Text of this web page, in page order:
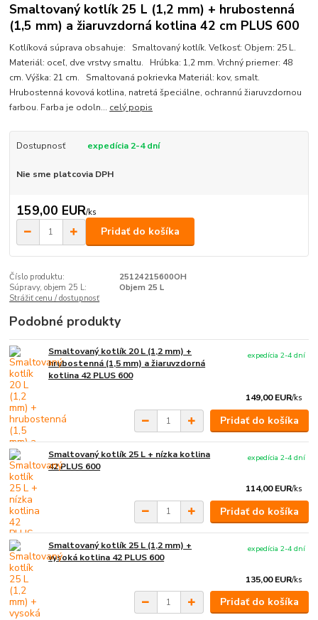
Smaltovaný kotlík 25 L (1,2 mm) + hrubostenná
(1,5 mm) a žiaruvzdorná kotlina 42 cm PLUS 600
Kotlíková súprava obsahuje: Smaltovaný kotlík. Veľkosť: Objem: 25 L.
Materiál: oceľ, dve vrstvy smaltu. Hrúbka: 1,2 mm. Vrchný priemer: 48
cm. Výška: 21 cm. Smaltovaná pokrievka Materiál: kov, smalt.
Hrubostenná kovová kotlina, natretá špeciálne, ochrannú žiaruvzdornou
farbou. Farba je odoln... celý popis
Dostupnosť expedícia 2-4 dní
Nie sme platcovia DPH
159,00 EUR/ks
Pridať do košíka
Číslo produktu:
25124215600OH
Súpravy, objem 25 L:
Objem 25 L
Strážiť cenu / dostupnosť
Podobné produkty
Smaltovaný kotlík 20 L (1,2 mm) +
hrubostenná (1,5 mm) a žiaruvzdorná
kotlina 42 PLUS 600
149,00 EUR/ks
expedícia 2-4 dní
Pridať do košíka
Smaltovaný kotlík 25 L + nízka kotlina
42 PLUS 600
114,00 EUR/ks
expedícia 2-4 dní
Pridať do košíka
Smaltovaný kotlík 25 L (1,2 mm) +
vysoká kotlina 42 PLUS 600
135,00 EUR/ks
expedícia 2-4 dní
Pridať do košíka